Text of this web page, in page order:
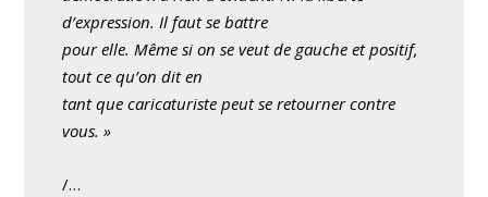
d’expression. Il faut se battre
pour elle. Même si on se veut de gauche et positif,
tout ce qu’on dit en
tant que caricaturiste peut se retourner contre
vous. »
/…